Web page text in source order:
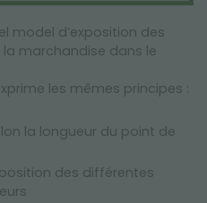
model d’exposition des
marchandise dans le
exprime les mêmes principes :
la longueur du point de
des différentes